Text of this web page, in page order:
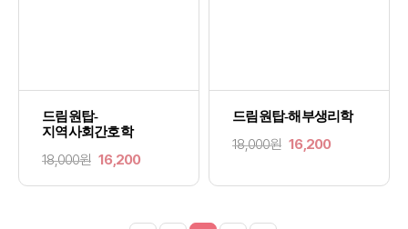
드림원탑-
지역사회간호학
18,000원 16,200
드림원탑-해부생리학
18,000원 16,200